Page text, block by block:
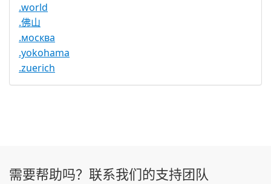
.world
.佛山
.москва
.yokohama
.zuerich
需要帮助吗？联系我们的支持团队